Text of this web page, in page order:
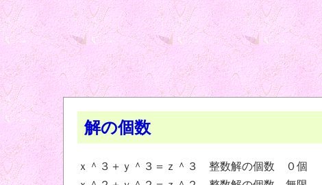
解の個数
ｘ＾３＋ｙ＾３＝ｚ＾３ 整数解の個数 ０個